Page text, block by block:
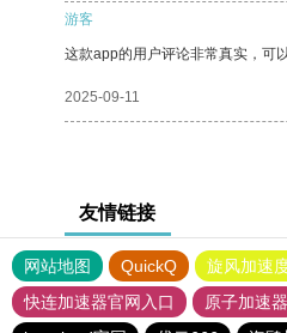
游客
这款app的用户评论非常真实，可
2025-09-11
友情链接
网站地图 QuickQ 旋风加速
快连加速器官网入口
原子加速器